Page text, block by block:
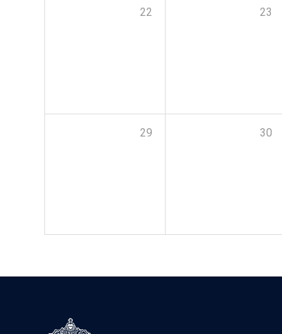
22 23
29 30